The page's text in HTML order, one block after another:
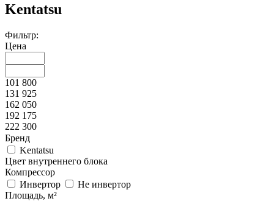
Kentatsu
Фильтр:
Цена
101 800
131 925
162 050
192 175
222 300
Бренд
Kentatsu
Цвет внутреннего блока
Компрессор
Инвертор
Не инвертор
Площадь, м²